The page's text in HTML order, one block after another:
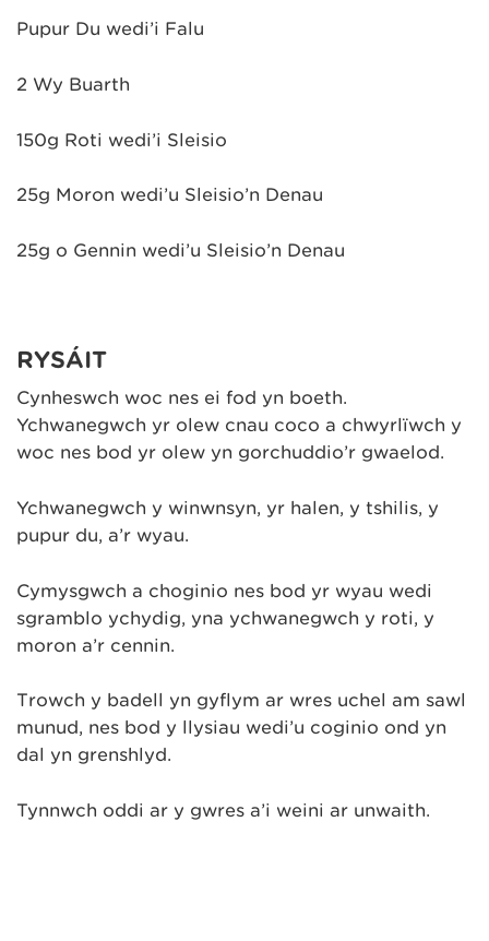
Pupur Du wedi’i Falu
2 Wy Buarth
150g Roti wedi’i Sleisio
25g Moron wedi’u Sleisio’n Denau
25g o Gennin wedi’u Sleisio’n Denau
RYSÁIT
Cynheswch woc nes ei fod yn boeth.
Ychwanegwch yr olew cnau coco a chwyrlïwch y
woc nes bod yr olew yn gorchuddio’r gwaelod.
Ychwanegwch y winwnsyn, yr halen, y tshilis, y
pupur du, a’r wyau.
Cymysgwch a choginio nes bod yr wyau wedi
sgramblo ychydig, yna ychwanegwch y roti, y
moron a’r cennin.
Trowch y badell yn gyflym ar wres uchel am sawl
munud, nes bod y llysiau wedi’u coginio ond yn
dal yn grenshlyd.
Tynnwch oddi ar y gwres a’i weini ar unwaith.